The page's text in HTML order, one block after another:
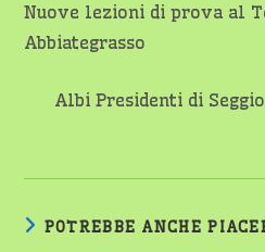
articoli
Nuove lezioni di prova al
Abbiategrasso
Albi Presidenti di
POTREBBE ANCHE